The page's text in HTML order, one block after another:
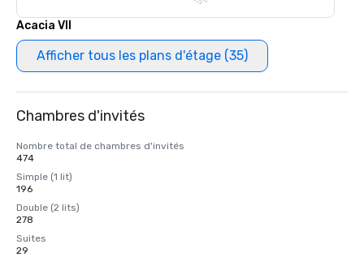
Acacia VII
Afficher tous les plans d'étage (35)
Chambres d'invités
Nombre total de chambres d'invités
474
Simple (1 lit)
196
Double (2 lits)
278
Suites
29